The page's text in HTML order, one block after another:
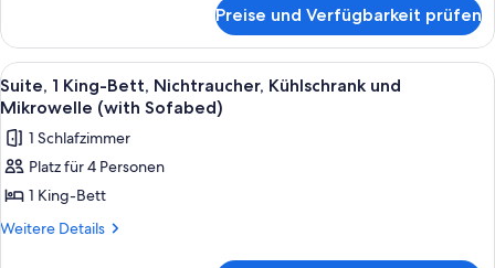
Mikrowelle
anzeigen
1 King-
Bett,
Nichtraucher,
Kühlschrank
Mikrowelle
Preise und Verfügbarkeit prüfen
Alle
Fotos
für
Suite,
1 King-
Bett,
Nichtraucher,
Ein Hotelzimmer mit einem Bett,
4
Suite, 1 King-Bett, Nichtraucher, Kühlschrank und
Mikrowelle (with Sofabed)
1 Schlafzimmer
Platz für 4 Personen
1 King-Bett
Weitere Details
Weitere